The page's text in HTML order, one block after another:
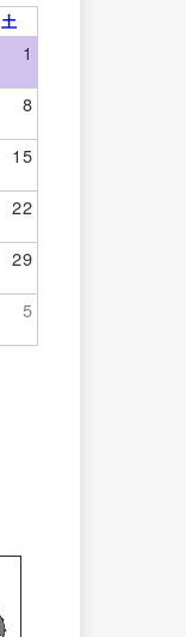
土
1
8
15
22
29
5